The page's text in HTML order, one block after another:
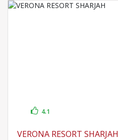
4.1
VERONA RESORT SHARJAH